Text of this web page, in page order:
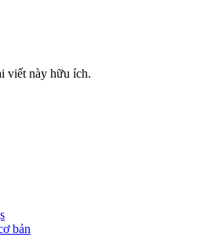
viết này hữu ích.
bản